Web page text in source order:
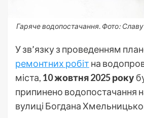
Гаряче водопостачання. Фото:
У зв’язку з проведенням
ремонтних робіт на
міста, 10 жовтня 2025 року
припинено водопостачання
вулиці Богдана